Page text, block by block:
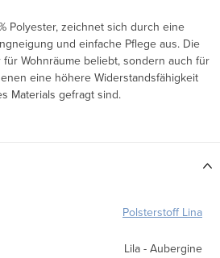
Polyester, zeichnet sich durch eine
und einfache Pflege aus. Die
Wohnräume beliebt, sondern auch für
eine höhere Widerstandsfähigkeit
Materials gefragt sind.
Polsterstoff Lina
Lila - Aubergine